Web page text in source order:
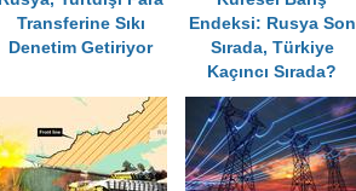
Transferine Sıkı
Denetim Getiriyor
Endeksi: Rusya Son
Sırada, Türkiye
Kaçıncı Sırada?